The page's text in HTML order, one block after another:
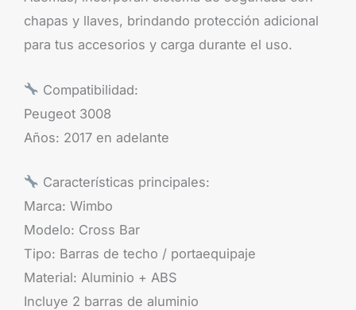
chapas y llaves, brindando protección adicional
para tus accesorios y carga durante el uso.
Compatibilidad:
Peugeot 3008
Años: 2017 en adelante
Características principales:
Marca: Wimbo
Modelo: Cross Bar
Tipo: Barras de techo / portaequipaje
Material: Aluminio + ABS
Incluye 2 barras de aluminio